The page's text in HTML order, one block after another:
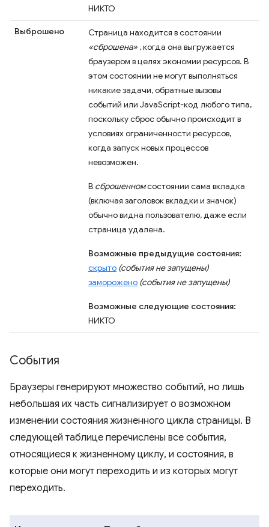
НИКТО
Выброшено
Страница находится в состоянии
«сброшена» , когда она выгружается
браузером в целях экономии ресурсов. В
этом состоянии не могут выполняться
никакие задачи, обратные вызовы
событий или JavaScript-код любого типа,
поскольку сброс обычно происходит в
условиях ограниченности ресурсов,
когда запуск новых процессов
невозможен.
В сброшенномсостоянии сама вкладка
(включая заголовок вкладки и значок)
обычно видна пользователю, даже если
страница удалена.
Возможные предыдущие состояния:
скрыто (события не запущены)
заморожено (события не запущены)
Возможные следующие состояния:
НИКТО
События
Браузеры генерируют множество событий, но лишь
небольшая их часть сигнализирует о возможном
изменении состояния жизненного цикла страницы. В
следующей таблице перечислены все события,
относящиеся к жизненному циклу, и состояния, в
которые они могут переходить и из которых могут
переходить.